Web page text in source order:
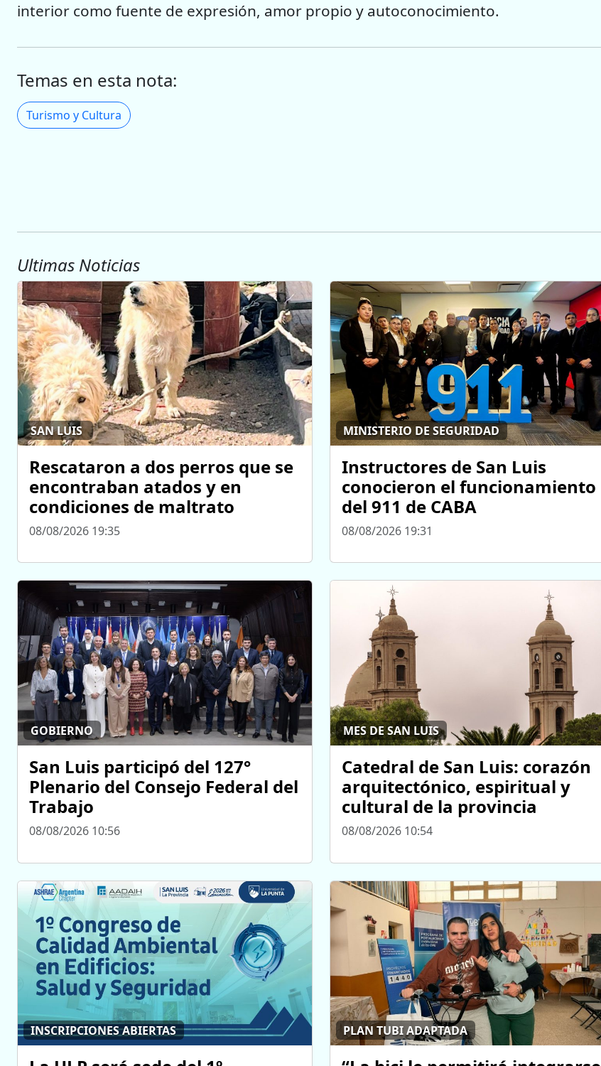
interior como fuente de expresión, amor propio y autoconocimiento.
Temas en esta nota:
Turismo y Cultura
Ultimas Noticias
SAN LUIS
Rescataron a dos perros que se
encontraban atados y en
condiciones de maltrato
08/08/2026 19:35
MINISTERIO DE SEGURIDAD
Instructores de San Luis
conocieron el funcionamiento
del 911 de CABA
08/08/2026 19:31
GOBIERNO
San Luis participó del 127°
Plenario del Consejo Federal del
Trabajo
08/08/2026 10:56
MES DE SAN LUIS
Catedral de San Luis: corazón
arquitectónico, espiritual y
cultural de la provincia
08/08/2026 10:54
INSCRIPCIONES ABIERTAS PLAN TUBI ADAPTADA